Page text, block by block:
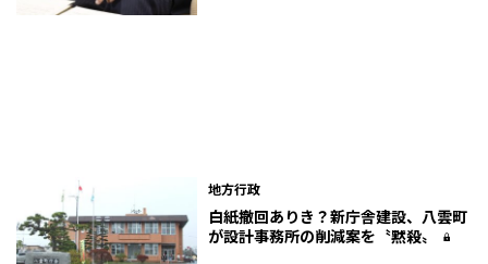
地方行政
白紙撤回ありき？新庁舎建設、八雲町
が設計事務所の削減案を〝黙殺〟